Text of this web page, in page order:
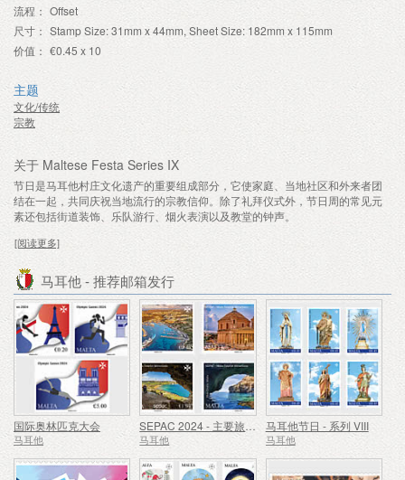
流程： Offset
尺寸： Stamp Size: 31mm x 44mm, Sheet Size: 182mm x 115mm
价值： €0.45 x 10
主题
文化/传统
宗教
关于 Maltese Festa Series IX
节日是马耳他村庄文化遗产的重要组成部分，它使家庭、当地社区和外来者团
结在一起，共同庆祝当地流行的宗教信仰。除了礼拜仪式外，节日周的常见元
素还包括街道装饰、乐队游行、烟火表演以及教堂的钟声。
[阅读更多]
马耳他 - 推荐邮箱发行
国际奥林匹克大会
马耳他
SEPAC 2024 - 主要旅游景点
马耳他
马耳他节日 - 系列 VIII
马耳他